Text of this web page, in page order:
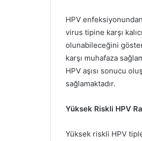
HPV
virus tipine karşı
olunabileceğini
karşı muhafaza
HPV aşısı sonucu
sağlamaktadır.
Yüksek Riskli HPV
Yüksek riskli HPV